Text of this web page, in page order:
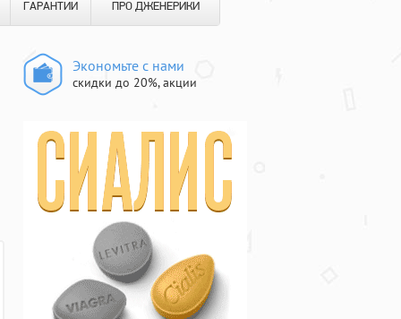
ГАРАНТИИ ПРО ДЖЕНЕРИКИ
Экономьте с нами
скидки до 20%, акции